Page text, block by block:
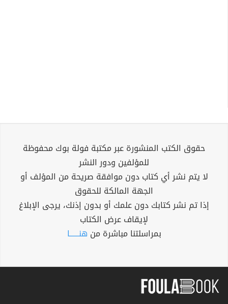
حقوق الكتب المنشورة عبر مكتبة فولة بوك محفوظة
للمؤلفين ودور النشر
لا يتم نشر أي كتاب دون موافقة صريحة من المؤلف أو
الجهة المالكة للحقوق
إذا تم نشر كتابك دون علمك أو بدون إذنك، يرجى الإبلاغ
لإيقاف عرض الكتاب
بمراسلتنا مباشرة من هنــــــا